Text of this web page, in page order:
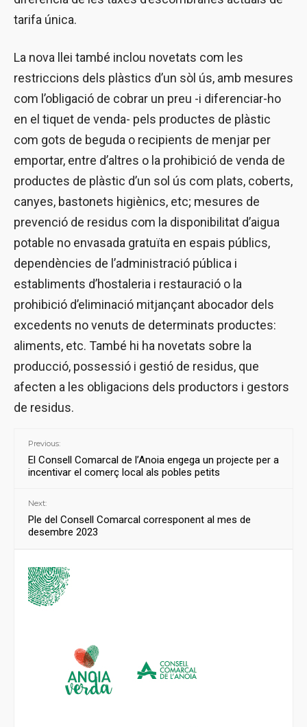
tarifa única.
La nova llei també inclou novetats com les
restriccions dels plàstics d’un sòl ús, amb mesures
com l’obligació de cobrar un preu -i diferenciar-ho
en el tiquet de venda- pels productes de plàstic
com gots de beguda o recipients de menjar per
emportar, entre d’altres o la prohibició de venda de
productes de plàstic d’un sol ús com plats, coberts,
canyes, bastonets higiènics, etc; mesures de
prevenció de residus com la disponibilitat d’aigua
potable no envasada gratuïta en espais públics,
dependències de l’administració pública i
establiments d’hostaleria i restauració o la
prohibició d’eliminació mitjançant abocador dels
excedents no venuts de determinats productes:
aliments, etc. També hi ha novetats sobre la
producció, possessió i gestió de residus, que
afecten a les obligacions dels productors i gestors
de residus.
Previous:
El Consell Comarcal de l’Anoia engega un projecte per a
incentivar el comerç local als pobles petits
Next:
Ple del Consell Comarcal corresponent al mes de
desembre 2023